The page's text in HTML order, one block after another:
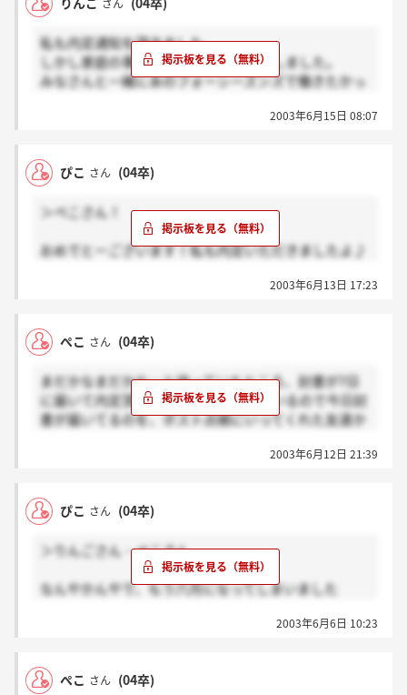
さん
私も内定通知を頂きました。
しかし家庭の事情から辞退することにしました。
みなさんと一緒にあのフォーシーズンズで働きたかっ
これから全く違う業種で働くことになりますが、お互
2003年6月15日 08:07
ぴこ さん (04卒)
＞ぺこさん！
おめでとーございます！私も内定いただきましたよ♪
最終面接で英語をもっとBrushUpしてと言われたの
早く内定式に参加したいですね(^▽^)
りの学校生活楽しみましょうね☆
2003年6月13日 17:23
ぺこ さん (04卒)
まだかなまだかな…と待っていたところ、封書が7日
に届いて内定頂きました！今は実家にいるので今日封
書が届いてるのを、ポスト点検にいってくれた友達か
なんかあまりにも待たされたから感覚がよくわからな
たんだろう・・・
2003年6月12日 21:39
ぴこ さん (04卒)
＞りんごさん・ぺこさん
なんやかんやで、もう六月になってしまいました
会社の都合かぁ・・・今年度のホテル業界は苦しいよ
パークハイアットも2・30名採用の予定（専門生）
が、最終的には一ケタだったし、狭き門なんですね(ノ
2003年6月6日 10:23
ぺこ さん (04卒)